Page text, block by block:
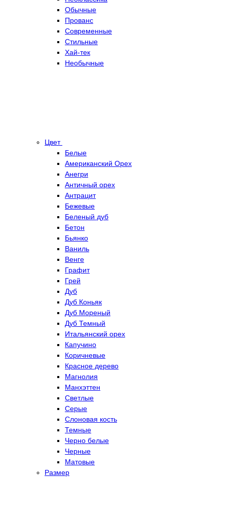
Обычные
Прованс
Современные
Стильные
Хай-тек
Необычные
Цвет
Белые
Американский Орех
Анегри
Античный орех
Антрацит
Бежевые
Беленый дуб
Бетон
Бьянко
Ваниль
Венге
Графит
Грей
Дуб
Дуб Коньяк
Дуб Мореный
Дуб Темный
Итальянский орех
Капучино
Коричневые
Красное дерево
Магнолия
Манхэттен
Светлые
Серые
Слоновая кость
Темные
Черно белые
Черные
Матовые
Размер